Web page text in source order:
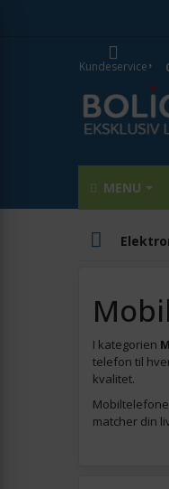
Kundeservice
MENU
I kategorien
telefon til
kvalitet.
matcher din